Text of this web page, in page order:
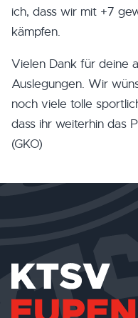
ich, dass wir mit +7
kämpfen.
Vielen Dank für deine
Auslegungen. Wir
noch viele tolle
dass ihr weiterhin das
(GKO)